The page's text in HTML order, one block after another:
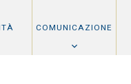
COMUNICAZIONE